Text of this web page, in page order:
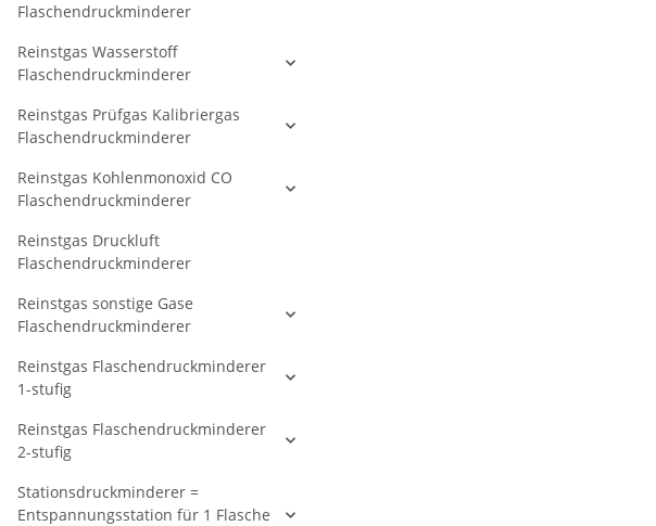
Flaschendruckminderer
Reinstgas Wasserstoff
Flaschendruckminderer
Reinstgas Prüfgas Kalibriergas
Flaschendruckminderer
Reinstgas Kohlenmonoxid CO
Flaschendruckminderer
Reinstgas Druckluft
Flaschendruckminderer
Reinstgas sonstige Gase
Flaschendruckminderer
Reinstgas Flaschendruckminderer
1-stufig
Reinstgas Flaschendruckminderer
2-stufig
Stationsdruckminderer =
Entspannungsstation für 1 Flasche